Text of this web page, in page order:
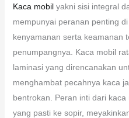
Kaca mobilyakni sisi integral
mempunyai peranan penting
kenyamanan serta keamanan
penumpangnya. Kaca mobil
laminasi yang direncanakan
menghambat pecahnya kaca
bentrokan. Peran inti dari
yang pasti ke sopir,